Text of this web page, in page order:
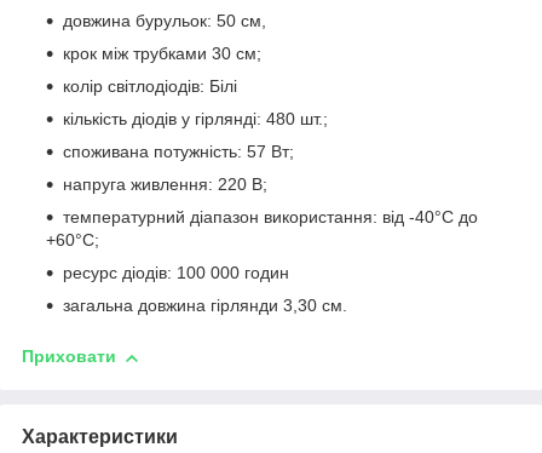
довжина бурульок: 50 см,
крок між трубками 30 см;
колір світлодіодів: Білі
кількість діодів у гірлянді: 480 шт.;
споживана потужність: 57 Вт;
напруга живлення: 220 В;
температурний діапазон використання: від -40°С до
+60°С;
ресурс діодів: 100 000 годин
загальна довжина гірлянди 3,30 см.
Приховати
Характеристики